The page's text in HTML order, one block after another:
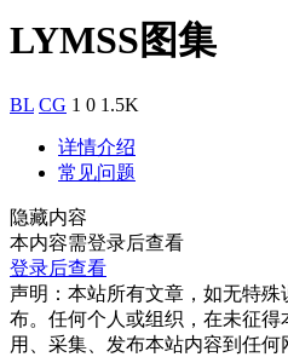
LYMSS图集
BL CG 1 0 1.5K
详情介绍
常见问题
隐藏内容
本内容需登录后查看
登录后查看
声明：本站所有文章，如无特
布。任何个人或组织，在未征
用、采集、发布本站内容到任何